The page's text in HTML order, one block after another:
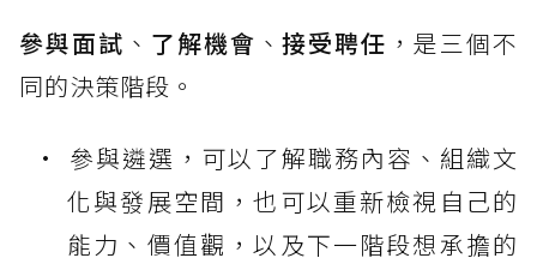
參與面試 、 了解機會 、接受聘任 ，是三個不
同的決策階段。
參與遴選，可以了解職務內容、組織文
化與發展空間，也可以重新檢視自己的
能力、價值觀，以及下一階段想承擔的